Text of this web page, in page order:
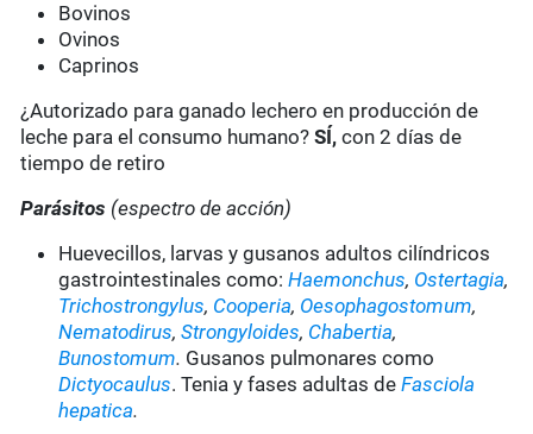
Bovinos
Ovinos
Caprinos
¿Autorizado para ganado lechero en producción de
leche para el consumo humano?SÍ,con 2 días de
tiempo de retiro
Parásitos (espectro de acción)
Huevecillos, larvas y gusanos adultos cilíndricos
gastrointestinales como:Haemonchus, Ostertagia,
Trichostrongylus, Cooperia, Oesophagostomum,
Nematodirus,Strongyloides, Chabertia,
Bunostomum. Gusanos pulmonares como
Dictyocaulus. Tenia y fases adultas deFasciola
hepatica.